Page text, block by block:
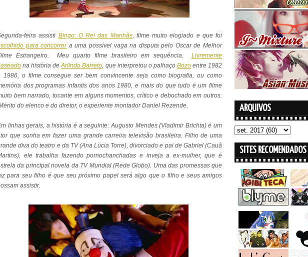
feira assisti Bingo: O Rei das Manhãs, filme muito elogiado e que foi
para concorrera uma possível vaga na disputa pelo Oscar de Melhor
Estrangeiro. Meu quarto filme brasileiro em sequência. Livremente
na história deArlindo Barreto, que interpretou o palhaço Bozoentre 1982
1986, o filme consegue ser bem convincente seja como biografia, ou como
dos programas infantis dos anos 1980, e mais do que tudo é um filme
bem narrado, tocante em alguns momentos, crítico e debochado em outros.
do elenco e do diretor, o experiente montador Daniel Rezende.
linhas gerais, a história é a seguinte: Augusto Mendes (Vladimir Brichta) é um
que sonha em fazer uma grande carreira televisão brasileira. Filho de uma
diva do teatro e da TV (Ana Lúcia Torre), divorciado e pai de Gabriel (Cauã
ele trabalha fazendo pornochanchadas e inveja a ex-mulher, que é
da principal novela da TV Mundial (Rede Globo). Uma das promessas que
para seu filho é que seu próximo papel será algo que o filho e seus amigos
assistir.
ARQUIVOS
SITES RECOMENDADOS